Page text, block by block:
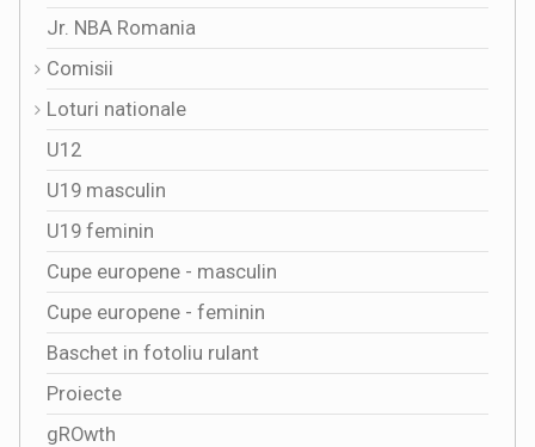
Jr. NBA Romania
Comisii
Loturi nationale
U12
U19 masculin
U19 feminin
Cupe europene - masculin
Cupe europene - feminin
Baschet in fotoliu rulant
Proiecte
gROwth